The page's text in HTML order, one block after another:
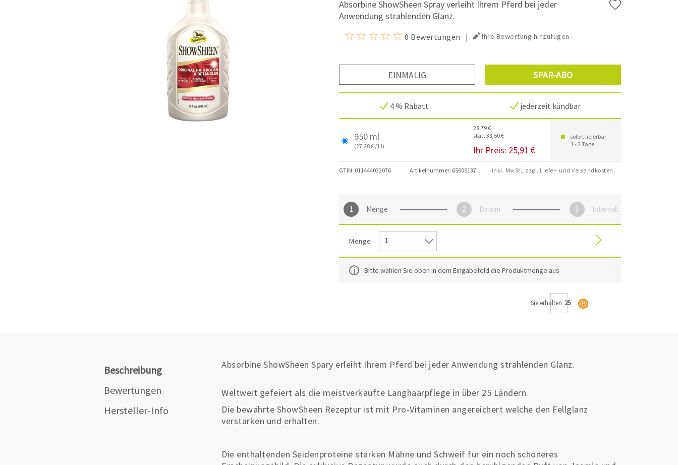
Absorbine ShowSheen Spray verleiht Ihrem Pferd bei jeder
Anwendung strahlenden Glanz.
0 Bewertungen | Ihre Bewertung hinzufügen
EINMALIG SPAR-ABO
4 % Rabatt jederzeit kündbar
950 ml
(27,28 € /1 l)
statt 33,50 €
28,79 €
Ihr Preis: 25,91 €
sofort lieferbar
1 - 2 Tage
GTIN: 011444032076 Artikelnummer: 65000137 inkl. MwSt., zzgl. Liefer- und Versandkosten
Menge Datum Intervall
Menge
Bitte wählen Sie oben in dem Eingabefeld die Produktmenge aus
Sie erhalten 25
Beschreibung
Bewertungen
Hersteller-Info
Absorbine ShowSheen Spary erleiht Ihrem Pferd bei jeder Anwendung strahlenden Glanz.
Weltweit gefeiert als die meistverkaufte Langhaarpflege in über 25 Ländern.
Die bewährte ShowSheen Rezeptur ist mit Pro-Vitaminen angereichert welche den Fellglanz
verstärken und erhalten.
Die enthaltenden Seidenproteine stärken Mähne und Schweif für ein noch schöneres